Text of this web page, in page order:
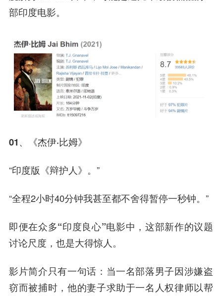
部印度电影。
01、《杰伊·比姆》
“印度版《辩护人》。”
“全程2小时40分钟我甚至都不舍得暂停一秒钟。”
即便在众多“印度良心”电影中，这部新作的议题
讨论尺度，也是大得惊人。
影片简介只有一句话：当一名部落男子因涉嫌盗
窃而被捕时，他的妻子求助于一名人权律师以帮